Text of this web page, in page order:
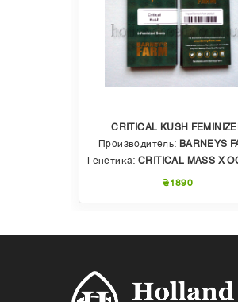
CRITICAL KUSH
Производитель: BARNEYS
Генетика:CRITICAL MASS X OG
₴1890